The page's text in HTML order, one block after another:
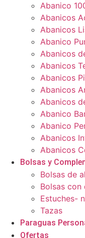
Abanico
Abanicos
Abanicos
Abanico
Abanicos
Abanicos
Abanicos
Abanicos
Abanicos
Abanico
Abanico
Abanicos
Abanicos
Bolsas y
Bolsas de
Bolsas con
Estuches-
Tazas
Paraguas
Ofertas